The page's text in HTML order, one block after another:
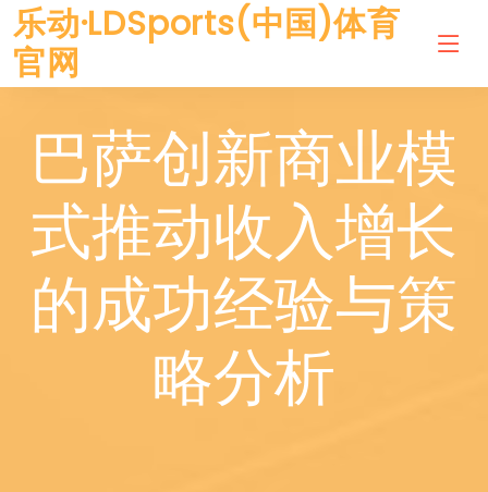
乐动·LDSports(中国)体育
官网
巴萨创新商业模
式推动收入增长
的成功经验与策
略分析